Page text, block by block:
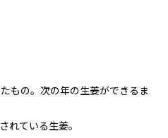
もの。次の年の生姜ができるま
れている生姜。